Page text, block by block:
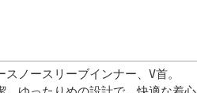
ノースリーブインナー、V首。